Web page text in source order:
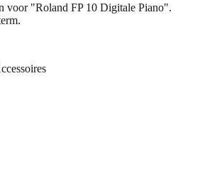
voor "Roland FP 10 Digitale Piano".